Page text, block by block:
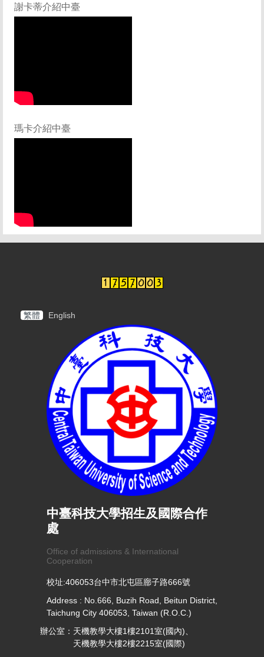
謝卡蒂介紹中臺
瑪卡介紹中臺
繁體 English
中臺科技大學招生及國際合作
處
Office of admissions & International
Cooperation
校址:406053台中市北屯區廍子路666號
Address : No.666, Buzih Road, Beitun District,
Taichung City 406053, Taiwan (R.O.C.)
辦公室：天機教學大樓1樓2101室(國內)、
天機教學大樓2樓2215室(國際)